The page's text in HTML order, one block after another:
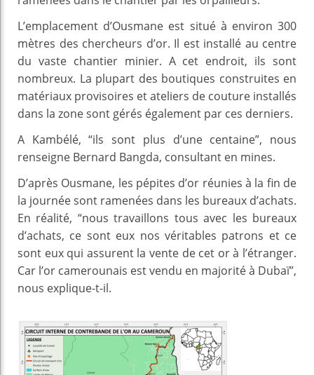
L’emplacement d’Ousmane est situé à environ 300
mètres des chercheurs d’or. Il est installé au centre
du vaste chantier minier. A cet endroit, ils sont
nombreux. La plupart des boutiques construites en
matériaux provisoires et ateliers de couture installés
dans la zone sont gérés également par ces derniers.
A Kambélé, “ils sont plus d’une centaine”, nous
renseigne Bernard Bangda, consultant en mines.
D’après Ousmane, les pépites d’or réunies à la fin de
la journée sont ramenées dans les bureaux d’achats.
En réalité, “nous travaillons tous avec les bureaux
d’achats, ce sont eux nos véritables patrons et ce
sont eux qui assurent la vente de cet or à l’étranger.
Car l’or camerounais est vendu en majorité à Dubaï”,
nous explique-t-il.